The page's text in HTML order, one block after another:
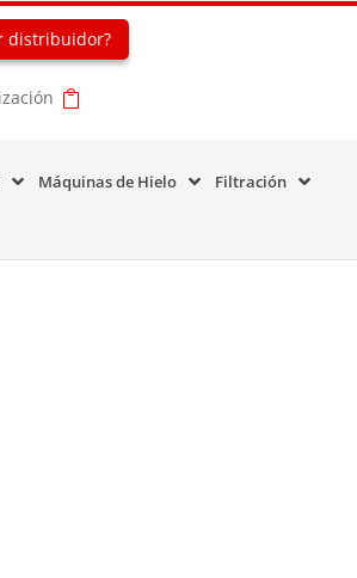
distribuidor?
Máquinas de Hielo
Filtración